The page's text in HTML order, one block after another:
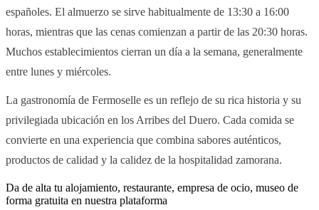
españoles. El almuerzo se sirve habitualmente de 13:30 a 16:00
horas, mientras que las cenas comienzan a partir de las 20:30 horas.
Muchos establecimientos cierran un día a la semana, generalmente
entre lunes y miércoles.
La gastronomía de Fermoselle es un reflejo de su rica historia y su
privilegiada ubicación en los Arribes del Duero. Cada comida se
convierte en una experiencia que combina sabores auténticos,
productos de calidad y la calidez de la hospitalidad zamorana.
Da de alta tu alojamiento, restaurante, empresa de ocio, museo de
forma gratuita en nuestra plataforma